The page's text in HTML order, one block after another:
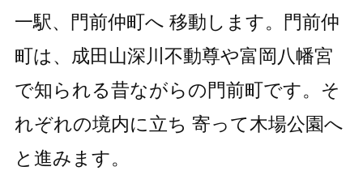
一駅、門前仲町へ 移動します。門前仲
町は、成田山深川不動尊や富岡八幡宮
で知られる昔ながらの門前町です。そ
れぞれの境内に立ち 寄って木場公園へ
と進みます。